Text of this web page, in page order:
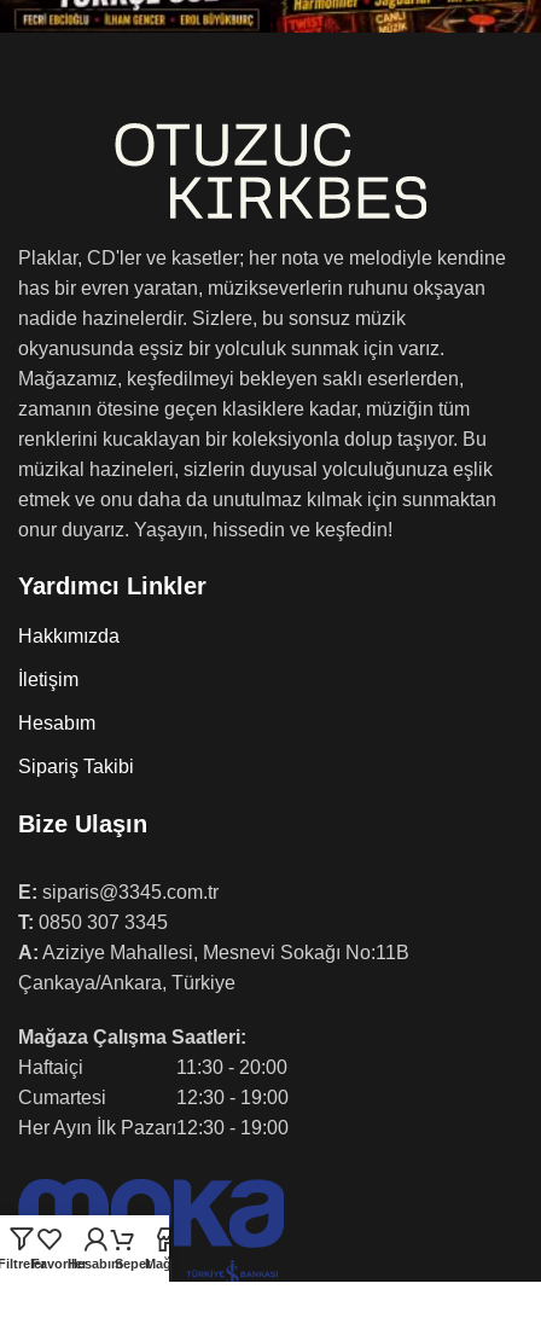
Plaklar, CD'ler ve kasetler; her nota ve melodiyle kendine
has bir evren yaratan, müzikseverlerin ruhunu okşayan
nadide hazinelerdir. Sizlere, bu sonsuz müzik
okyanusunda eşsiz bir yolculuk sunmak için varız.
Mağazamız, keşfedilmeyi bekleyen saklı eserlerden,
zamanın ötesine geçen klasiklere kadar, müziğin tüm
renklerini kucaklayan bir koleksiyonla dolup taşıyor. Bu
müzikal hazineleri, sizlerin duyusal yolculuğunuza eşlik
etmek ve onu daha da unutulmaz kılmak için sunmaktan
onur duyarız. Yaşayın, hissedin ve keşfedin!
Yardımcı Linkler
Hakkımızda
İletişim
Hesabım
Sipariş Takibi
Bize Ulaşın
E: siparis@3345.com.tr
T: 0850 307 3345
A: Aziziye Mahallesi, Mesnevi Sokağı No:11B
Çankaya/Ankara, Türkiye
Mağaza Çalışma Saatleri:
Haftaiçi
Cumartesi
Her Ayın İlk Pazarı
11:30 - 20:00
12:30 - 19:00
12:30 - 19:00
FavorilerHesabımSepetMağaza